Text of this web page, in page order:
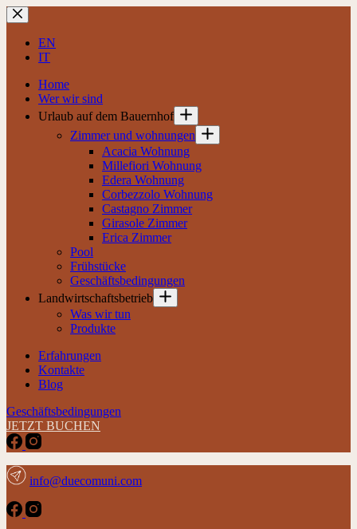
Zum
Inhalt
springen
EN
IT
Home
Wer wir sind
Urlaub auf dem Bauernhof
Zimmer und wohnungen
Acacia Wohnung
Millefiori Wohnung
Edera Wohnung
Corbezzolo Wohnung
Castagno Zimmer
Girasole Zimmer
Erica Zimmer
Pool
Frühstücke
Geschäftsbedingungen
Landwirtschaftsbetrieb
Was wir tun
Produkte
Erfahrungen
Kontakte
Blog
Geschäftsbedingungen
JETZT BUCHEN
info@duecomuni.com